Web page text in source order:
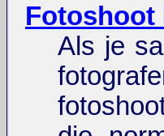
Fotoshoot
Als je